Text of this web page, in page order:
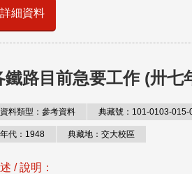
詳細資料
鐵路目前急要工作 (卅七
資料類型：參考資料 典藏號：101-0103-015-
年代：1948 典藏地：交大校區
/ 說明：